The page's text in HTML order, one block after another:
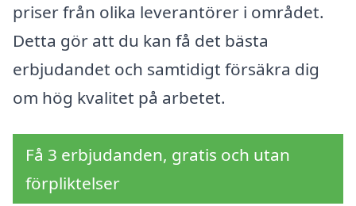
priser från olika leverantörer i området.
Detta gör att du kan få det bästa
erbjudandet och samtidigt försäkra dig
om hög kvalitet på arbetet.
Få 3 erbjudanden, gratis och utan
förpliktelser